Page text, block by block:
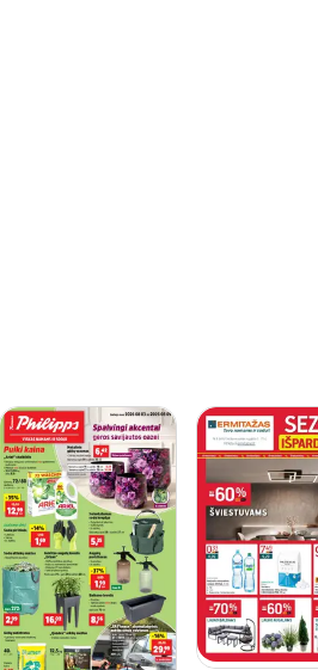
katalogas